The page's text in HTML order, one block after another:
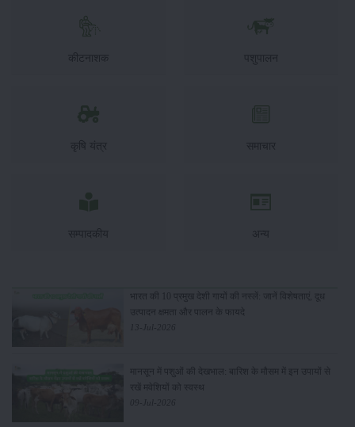
कीटनाशक पशुपालन
कृषि यंत्र समाचार
सम्पादकीय अन्य
भारत की 10 प्रमुख देशी गायों की नस्लें: जानें विशेषताएं, दूध
उत्पादन क्षमता और पालन के फायदे
13-Jul-2026
मानसून में पशुओं की देखभाल: बारिश के मौसम में इन उपायों से
रखें मवेशियों को स्वस्थ
09-Jul-2026